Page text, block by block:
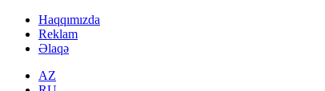
Haqqımızda
Reklam
Əlaqə
AZ